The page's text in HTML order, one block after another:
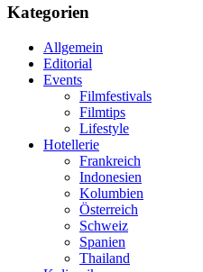
Kategorien
Allgemein
Editorial
Events
Filmfestivals
Filmtips
Lifestyle
Hotellerie
Frankreich
Indonesien
Kolumbien
Österreich
Schweiz
Spanien
Thailand